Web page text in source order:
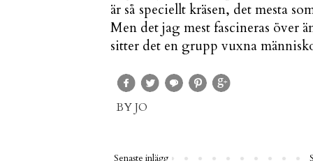
är så speciellt kräsen, det mesta
Men det jag mest fascineras över
sitter det en grupp vuxna
BYJO
Senaste inlägg